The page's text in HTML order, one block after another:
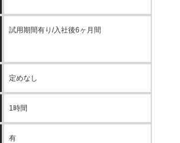
試用期間有り/入社後6ヶ月間
定めなし
1時間
有